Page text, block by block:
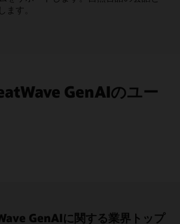
ます。
GenAIのユー
GenAIに関する業界トップ